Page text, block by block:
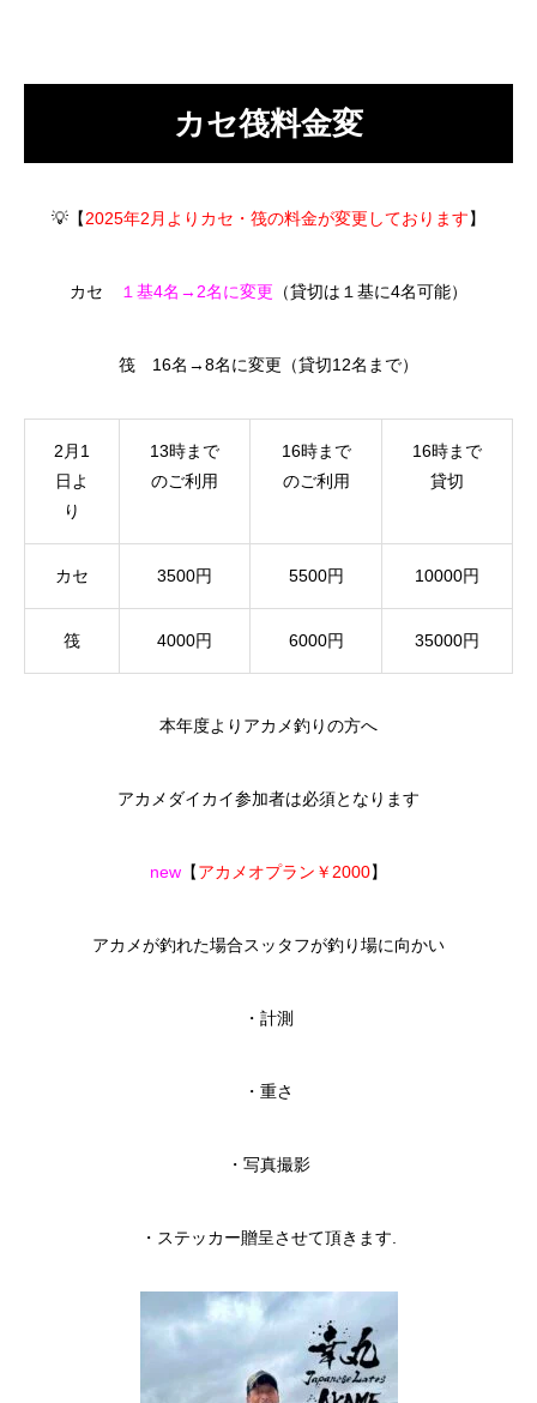
カセ筏料金変
💡【2025年2月よりカセ・筏の料金が変更しております】
カセ １基4名→2名に変更 （貸切は１基に4名可能）
筏 16名→8名に変更（貸切12名まで）
2月1
日よ
り
13時まで
のご利用
16時まで
のご利用
16時まで
貸切
カセ 3500円 5500円 10000円
筏 4000円 6000円 35000円
本年度よりアカメ釣りの方へ
アカメダイカイ参加者は必須となります
new 【アカメオプラン￥2000】
アカメが釣れた場合スッタフが釣り場に向かい
・計測
・重さ
・写真撮影
・ステッカー贈呈させて頂きます.